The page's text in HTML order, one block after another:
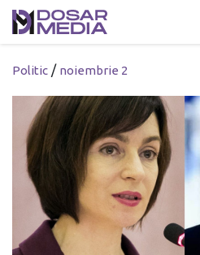
Politic / noiembrie 2